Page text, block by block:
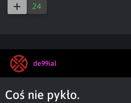
24
de99ial
Coś nie pykło.